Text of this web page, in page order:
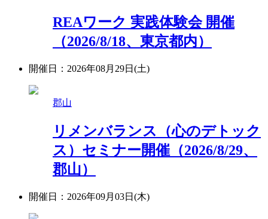
REAワーク 実践体験会 開催
（2026/8/18、東京都内）
開催日：2026年08月29日(土)
郡山
リメンバランス（心のデトック
ス）セミナー開催（2026/8/29、
郡山）
開催日：2026年09月03日(木)